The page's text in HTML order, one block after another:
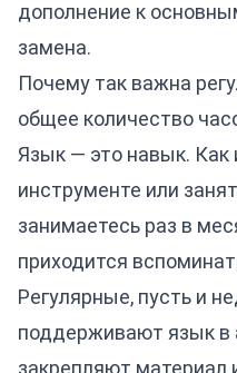
дополнение к
замена.
Почему так важна
общее количество
Язык — это навык. Как
инструменте или
занимаетесь раз в
приходится
Регулярные, пусть и
поддерживают язык в
закрепляют